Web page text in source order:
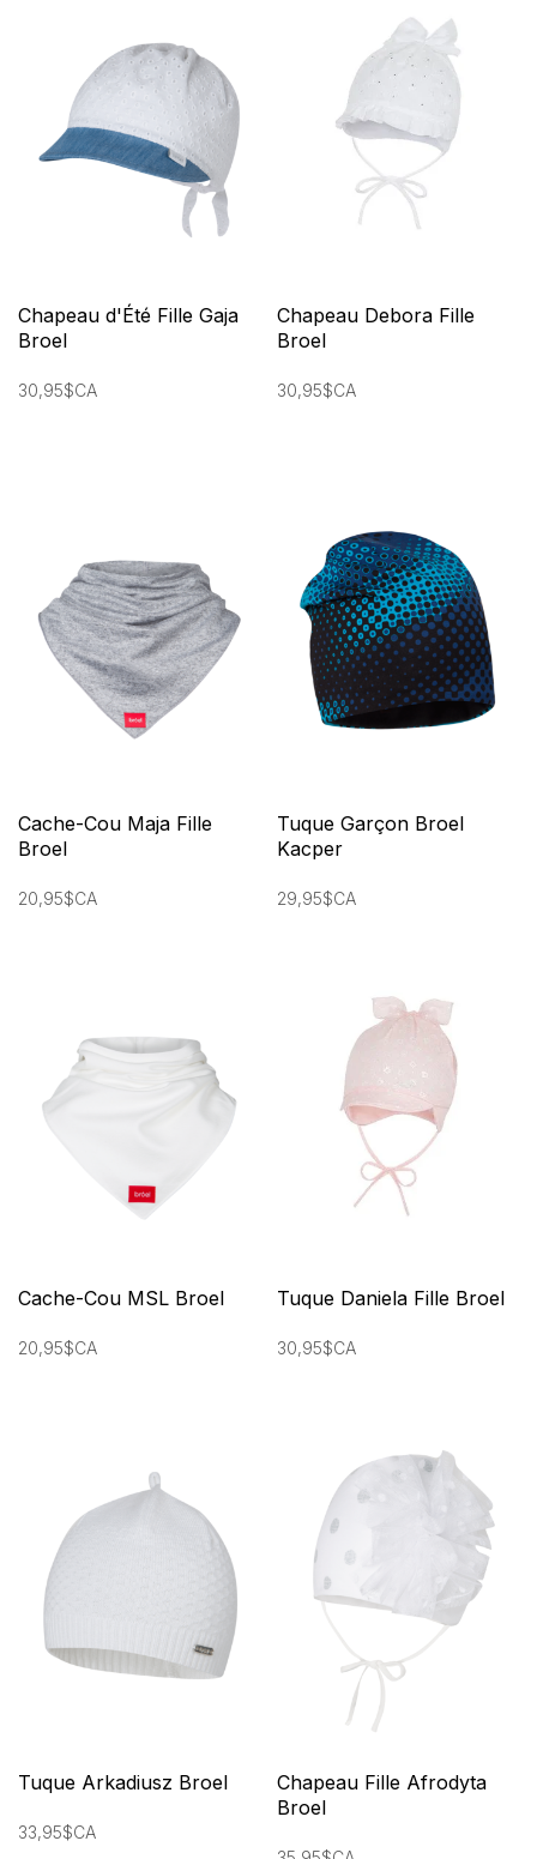
Chapeau d'Été Fille Gaja
Broel
30,95$CA
Chapeau Debora Fille
Broel
30,95$CA
Cache-Cou Maja Fille
Broel
20,95$CA
Tuque Garçon Broel
Kacper
29,95$CA
Cache-Cou MSL Broel
20,95$CA
Tuque Daniela Fille Broel
30,95$CA
Tuque Arkadiusz Broel
33,95$CA
Chapeau Fille Afrodyta
Broel